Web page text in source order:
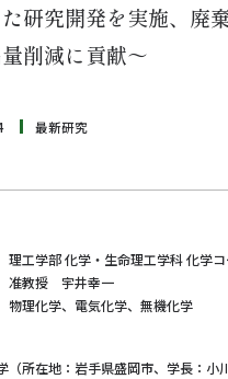
研究開発を実施、廃
削減に貢献～
最新研究
理工学部 化学・生命理工学科 化学コ
准教授 宇井幸一
物理化学、電気化学、無機化学
所在地：岩手県盛岡市、学長：小